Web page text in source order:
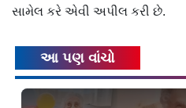
સામેલ કરે એવી અપીલ કરી છે.
આ પણ વાંચો